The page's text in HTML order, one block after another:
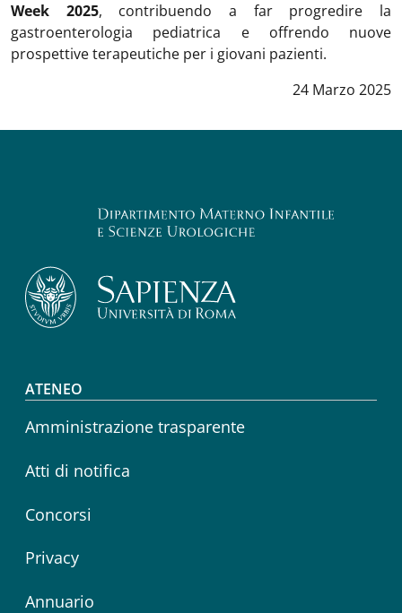
Week 2025, contribuendo a far progredire la
gastroenterologia pediatrica e offrendo nuove
prospettive terapeutiche per i giovani pazienti.
Data notizia:
24 Marzo 2025
Footer menu
ATENEO
Amministrazione trasparente
Atti di notifica
Concorsi
Privacy
Annuario